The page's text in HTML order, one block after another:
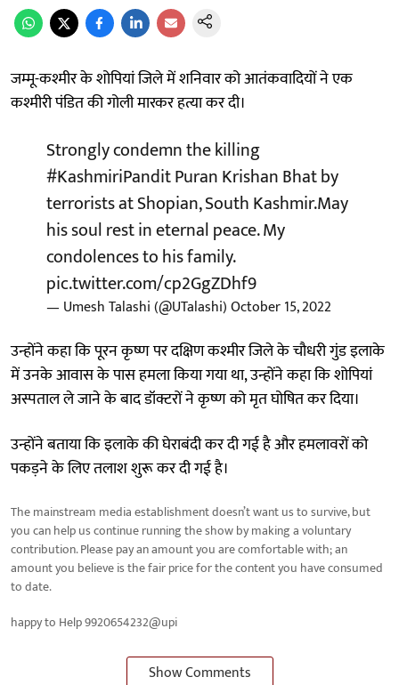
जम्मू-कश्मीर के शोपियां जिले में शनिवार को आतंकवादियों ने एक
कश्मीरी पंडित की गोली मारकर हत्या कर दी।
Strongly condemn the killing
#KashmiriPanditPuran Krishan Bhat by
terrorists at Shopian, South Kashmir.May
his soul rest in eternal peace. My
condolences to his family.
pic.twitter.com/cp2GgZDhf9
— Umesh Talashi (@UTalashi)October 15, 2022
उन्होंने कहा कि पूरन कृष्ण पर दक्षिण कश्मीर जिले के चौधरी गुंड इलाके
में उनके आवास के पास हमला किया गया था, उन्होंने कहा कि शोपियां
अस्पताल ले जाने के बाद डॉक्टरों ने कृष्ण को मृत घोषित कर दिया।
उन्होंने बताया कि इलाके की घेराबंदी कर दी गई है और हमलावरों को
पकड़ने के लिए तलाश शुरू कर दी गई है।
The mainstream media establishment doesn’t want us to survive, but
you can help us continue running the show by making a voluntary
contribution. Please pay an amount you are comfortable with; an
amount you believe is the fair price for the content you have consumed
to date.
happy to Help 9920654232@upi
Show Comments